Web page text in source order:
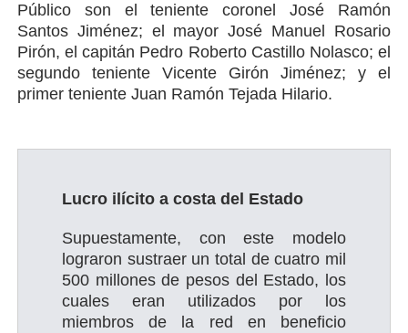
Público son el teniente coronel José Ramón
Santos Jiménez; el mayor José Manuel Rosario
Pirón, el capitán Pedro Roberto Castillo Nolasco; el
segundo teniente Vicente Girón Jiménez; y el
primer teniente Juan Ramón Tejada Hilario.
Lucro ilícito a costa del Estado
Supuestamente, con este modelo
lograron sustraer un total de cuatro mil
500 millones de pesos del Estado, los
cuales eran utilizados por los
miembros de la red en beneficio